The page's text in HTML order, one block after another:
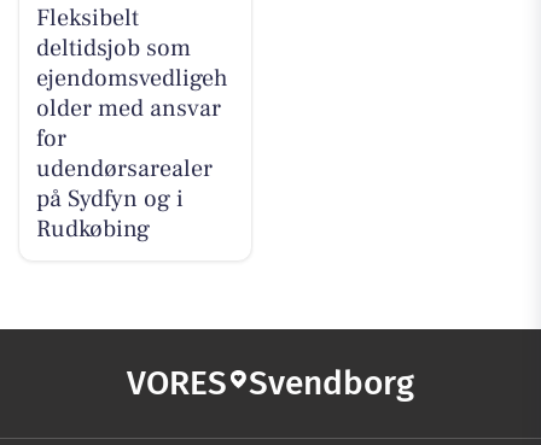
Fleksibelt
deltidsjob som
ejendomsvedligeh
older med ansvar
for
udendørsarealer
på Sydfyn og i
Rudkøbing
VORES Svendborg